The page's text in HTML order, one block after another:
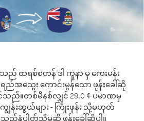
သည် ထရစ်စတန် ဒါ ကူနာ မှ ကေးမန်း
ည်အသွေး ကောင်းမွန်သော ဖုန်းခေါ်ဆို
င်သည်။တစ်မိနစ်လျှင် 29.0 ¢ ပမာဏမှ
ကျွန်းဆွယ်များ - ကြိုးဖုန်း သို့မဟုတ်
ည့်နံပါတ်သို့မဆို ဖုန်းခေါ်ဆိုပါ။